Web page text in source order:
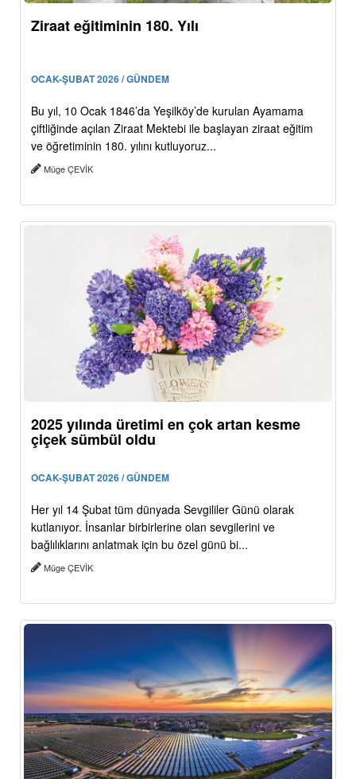
Ziraat eğitiminin 180. Yılı
OCAK-ŞUBAT 2026 / GÜNDEM
Bu yıl, 10 Ocak 1846’da Yeşilköy’de kurulan Ayamama
çiftliğinde açılan Ziraat Mektebi ile başlayan ziraat eğitim
ve öğretiminin 180. yılını kutluyoruz...
Müge ÇEVİK
2025 yılında üretimi en çok artan kesme
çiçek sümbül oldu
OCAK-ŞUBAT 2026 / GÜNDEM
Her yıl 14 Şubat tüm dünyada Sevgililer Günü olarak
kutlanıyor. İnsanlar birbirlerine olan sevgilerini ve
bağlılıklarını anlatmak için bu özel günü bi...
Müge ÇEVİK